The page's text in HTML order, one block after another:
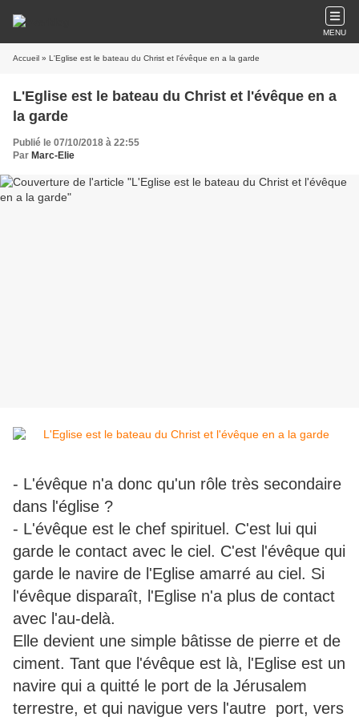
MENU
Accueil » L'Eglise est le bateau du Christ et l'évêque en a la garde
L'Eglise est le bateau du Christ et l'évêque en a
la garde
Publié le 07/10/2018 à 22:55
Par Marc-Elie
- L'évêque n'a donc qu'un rôle très secondaire
dans l'église ?
- L'évêque est le chef spirituel. C'est lui qui
garde le contact avec le ciel. C'est l'évêque qui
garde le navire de l'Eglise amarré au ciel. Si
l'évêque disparaît, l'Eglise n'a plus de contact
avec l'au-delà.
Elle devient une simple bâtisse de pierre et de
ciment. Tant que l'évêque est là, l'Eglise est un
navire qui a quitté le port de la Jérusalem
terrestre, et qui navigue vers l'autre port, vers